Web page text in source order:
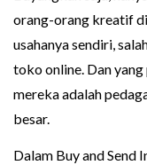
orang-orang kreatif
usahanya sendiri,
toko online. Dan
mereka adalah
besar.
Dalam Buy and Send